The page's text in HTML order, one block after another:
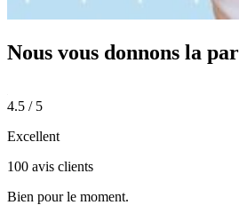
Nous vous donnons la
4.5 / 5
Excellent
100 avis clients
Bien pour le moment.